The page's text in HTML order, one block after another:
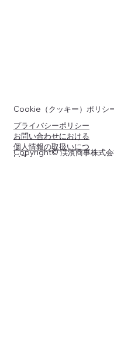
Cookie（クッキー）ポリシ
プライバシーポリシー
お問い合わせにおける
個人情報の取扱いにつ
いて
Copyright© 渓濱商事株式